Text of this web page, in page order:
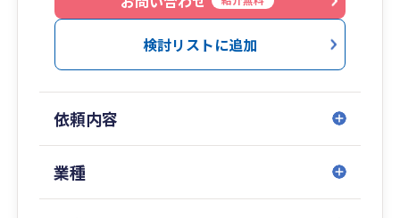
検討リストに追加
依頼内容
業種